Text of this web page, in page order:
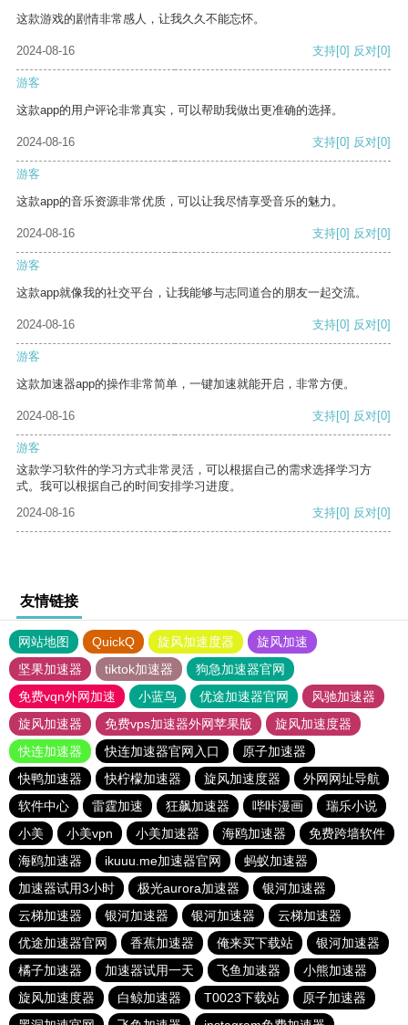
这款游戏的剧情非常感人，让我久久不能忘怀。
2024-08-16 支持[0] 反对[0]
游客
这款app的用户评论非常真实，可以帮助我做出更准确的选择。
2024-08-16 支持[0] 反对[0]
游客
这款app的音乐资源非常优质，可以让我尽情享受音乐的魅力。
2024-08-16 支持[0] 反对[0]
游客
这款app就像我的社交平台，让我能够与志同道合的朋友一起交流。
2024-08-16 支持[0] 反对[0]
游客
这款加速器app的操作非常简单，一键加速就能开启，非常方便。
2024-08-16 支持[0] 反对[0]
游客
这款学习软件的学习方式非常灵活，可以根据自己的需求选择学习方
式。我可以根据自己的时间安排学习进度。
2024-08-16
支持[0] 反对[0]
友情链接
网站地图 QuickQ 旋风加速度器
旋风加速
坚果加速器
tiktok加速器
狗急加速器官网
免费vqn外网加速
小蓝鸟 优途加速器官网
风驰加速器
旋风加速器
免费vps加速器外网苹果版
旋风加速度器
快连加速器
快连加速器官网入口
原子加速器
快鸭加速器
快柠檬加速器 旋风加速度器
外网网址导航
软件中心
雷霆加速 狂飙加速器 哔咔漫画
瑞乐小说
小美
小美vpn 小美加速器 海鸥加速器
免费跨墙软件
海鸥加速器
ikuuu.me加速器官网
蚂蚁加速器
加速器试用3小时
极光aurora加速器
银河加速器
云梯加速器
银河加速器 银河加速器
云梯加速器
优途加速器官网
香蕉加速器 俺来买下载站
银河加速器
橘子加速器
加速器试用一天 飞鱼加速器
小熊加速器
旋风加速度器
白鲸加速器 T0023下载站
原子加速器